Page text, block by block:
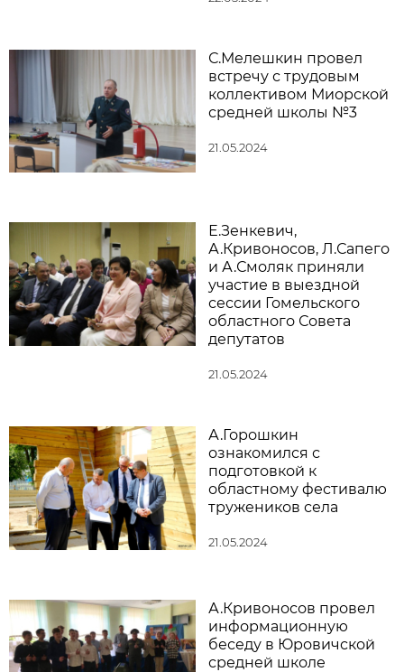
С.Мелешкин провел
встречу с трудовым
коллективом Миорской
средней школы №3
21.05.2024
Е.Зенкевич,
А.Кривоносов, Л.Сапего
и А.Смоляк приняли
участие в выездной
сессии Гомельского
областного Совета
депутатов
21.05.2024
А.Горошкин
ознакомился с
подготовкой к
областному фестивалю
тружеников села
21.05.2024
А.Кривоносов провел
информационную
беседу в Юровичской
средней школе